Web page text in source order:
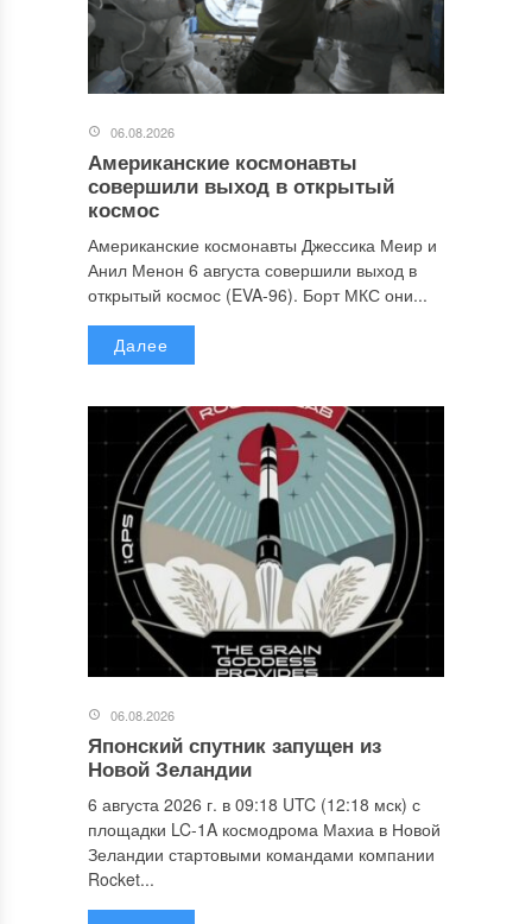
06.08.2026
Американские космонавты
совершили выход в открытый
космос
Американские космонавты Джессика Меир и
Анил Менон 6 августа совершили выход в
открытый космос (EVA-96). Борт МКС они...
Далее
06.08.2026
Японский спутник запущен из
Новой Зеландии
6 августа 2026 г. в 09:18 UTC (12:18 мск) с
площадки LC-1A космодрома Махиа в Новой
Зеландии стартовыми командами компании
Rocket...